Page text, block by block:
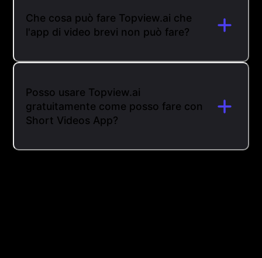
Che cosa può fare Topview.ai che
l'app di video brevi non può fare?
Posso usare Topview.ai
gratuitamente come posso fare con
Short Videos App?